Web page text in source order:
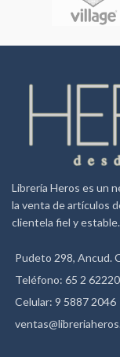
Dimensiones 21.2 x
papel bond 80gr.
Librería Heros es un
la venta de artículos
clientela fiel y estable.
Pudeto 298, Ancud.
Teléfono: 65 2
Celular: 9 5887 2046